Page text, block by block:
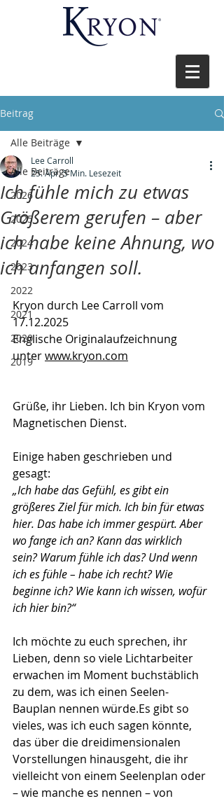
Beitrag
Alle Beiträge
2026
2025
2024
2023
2022
2021
2020
2019
Alle Beiträge
Ich fühle mich zu etwas
Größerem gerufen – aber
ich habe keine Ahnung, wo
ich anfangen soll.
Lee Carroll
25. Apr.5 Min. Lesezeit
Kryon durch Lee Carroll vom
17.12.2025
Englische Originalaufzeichnung
unter www.kryon.com
Grüße, ihr Lieben. Ich bin Kryon vom
Magnetischen Dienst.
Einige haben geschrieben und
gesagt:
„Ich habe das Gefühl, es gibt ein
größeres Ziel für mich. Ich bin für etwas
hier. Das habe ich immer gespürt. Aber
wo fange ich an? Kann das wirklich
sein? Warum fühle ich das? Und wenn
ich es fühle – habe ich recht? Wie
beginne ich? Wie kann ich wissen, wofür
ich hier bin?“
Ich möchte zu euch sprechen, ihr
Lieben, denn so viele Lichtarbeiter
erwachen im Moment buchstäblich
zu dem, was ich einen Seelen-
Bauplan nennen würde.Es gibt so
vieles, was ich euch sagen könnte,
das über die dreidimensionalen
Vorstellungen hinausgeht, die ihr
vielleicht von einem Seelenplan oder
– wie manche es nennen – von